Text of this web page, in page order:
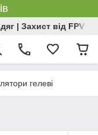
| Захист від FPV |
гелеві